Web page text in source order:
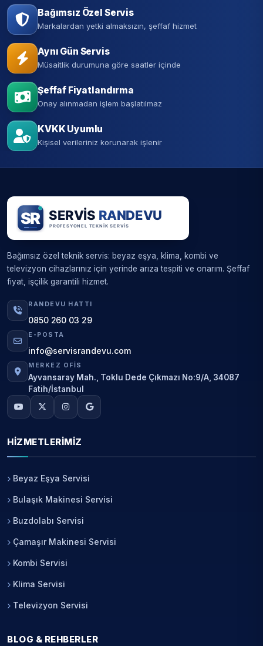
Bağımsız Özel Servis
Markalardan yetki almaksızın, şeffaf hizmet
Aynı Gün Servis
Müsaitlik durumuna göre saatler içinde
Şeffaf Fiyatlandırma
Onay alınmadan işlem başlatılmaz
KVKK Uyumlu
Kişisel verileriniz korunarak işlenir
Bağımsız özel teknik servis: beyaz eşya, klima, kombi ve
televizyon cihazlarınız için yerinde arıza tespiti ve onarım. Şeffaf
fiyat, işçilik garantili hizmet.
RANDEVU HATTI
0850 260 03 29
E-POSTA
info@servisrandevu.com
MERKEZ OFIS
Ayvansaray Mah., Toklu Dede Çıkmazı No:9/A, 34087
Fatih/İstanbul
HIZMETLERIMIZ
Beyaz Eşya Servisi
Bulaşık Makinesi Servisi
Buzdolabı Servisi
Çamaşır Makinesi Servisi
Kombi Servisi
Klima Servisi
Televizyon Servisi
BLOG & REHBERLER